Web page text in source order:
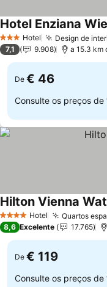
3 EstrelasHotel Design de
Hotel Enziana
7,1 9.908 a 15.3 km
De € 46
Consulte os preços de
4 EstrelasHotel Quartos
Hilton Vienna
8,6 Excelente 17.765
De € 119
Consulte os preços de